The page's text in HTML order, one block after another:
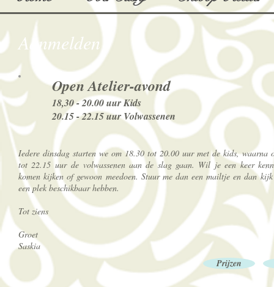
Aanmelden
Open Atelier-avond
18,30 - 20.00 uur Kids
20.15 - 22.15 uur Volwassenen
Iedere dinsdag starten we om 18.30 tot 20.00 uur met de kids, waarna
tot 22.15 uur de volwassenen aan de slag gaan. Wil je een keer
komen kijken of gewoon meedoen. Stuur me dan een mailtje en dan
een plek beschikbaar hebben.
Tot ziens
Groet
Saskia
Prijzen